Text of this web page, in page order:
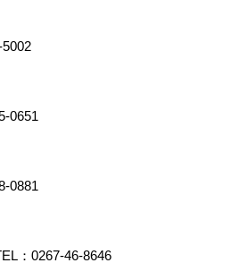
0651
0881
： 0267-46-8646